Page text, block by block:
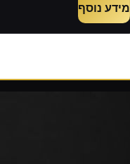
מידע נוסף